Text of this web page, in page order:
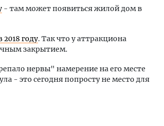
- там может появиться жилой дом в
2018 году. Так что у аттракциона
закрытием.
нервы" намерение на его месте
- это сегодня попросту не место для